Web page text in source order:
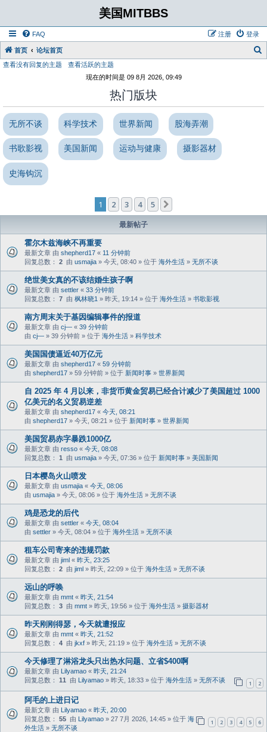
美国MITBBS
FAQ 登录
注册
首页 论坛首页
查看没有回复的主题
查看活跃的主题
现在的时间是 09 8月 2026, 09:49
热门版块
无所不谈 科学技术 世界新闻 股海弄潮
书歌影视 美国新闻 运动与健康 摄影器材
史海钩沉
1 2 3 4 5
最新帖子
霍尔木兹海峡不再重要
最新文章 由 shepherd17 « 11 分钟前
回复总数： 2 由 usmajia » 今天, 08:40 » 位于 海外生活 » 无所不谈
绝世美女真的不该结婚生孩子啊
最新文章 由 settler « 33 分钟前
回复总数： 7 由 枫林晓1 » 昨天, 19:14 » 位于 海外生活 » 书歌影视
南方周末关于基因编辑事件的报道
最新文章 由 cj— « 39 分钟前
由 cj— » 39 分钟前 » 位于 海外生活 » 科学技术
美国国债逼近40万亿元
最新文章 由 shepherd17 « 59 分钟前
由 shepherd17 » 59 分钟前 » 位于 新闻时事 » 世界新闻
自 2025 年 4 月以来，非货币黄金贸易已经合计减少了美国超过 1000
亿美元的名义贸易逆差
最新文章 由 shepherd17 « 今天, 08:21
由 shepherd17 » 今天, 08:21 » 位于 新闻时事 » 世界新闻
美国贸易赤字暴跌1000亿
最新文章 由 resso « 今天, 08:08
回复总数： 1 由 usmajia » 今天, 07:36 » 位于 新闻时事 » 美国新闻
日本樱岛火山喷发
最新文章 由 usmajia « 今天, 08:06
由 usmajia » 今天, 08:06 » 位于 海外生活 » 无所不谈
鸡是恐龙的后代
最新文章 由 settler « 今天, 08:04
由 settler » 今天, 08:04 » 位于 海外生活 » 无所不谈
租车公司寄来的违规罚款
最新文章 由 jiml « 昨天, 23:25
回复总数： 2 由 jiml » 昨天, 22:09 » 位于 海外生活 » 无所不谈
远山的呼唤
最新文章 由 mmt « 昨天, 21:54
回复总数： 3 由 mmt » 昨天, 19:56 » 位于 海外生活 » 摄影器材
昨天刚刚得瑟，今天就遭报应
最新文章 由 mmt « 昨天, 21:52
回复总数： 4 由 jkxf » 昨天, 21:19 » 位于 海外生活 » 无所不谈
今天修理了淋浴龙头只出热水问题、立省$400啊
最新文章 由 Lilyamao « 昨天, 21:24
回复总数： 11 1 2
由 Lilyamao » 昨天, 18:33 » 位于 海外生活 » 无所不谈
阿毛的上进日记
最新文章 由 Lilyamao « 昨天, 20:00
回复总数： 55 1 2 3 4 5 6
由 Lilyamao » 27 7月 2026, 14:45 » 位于 海
外生活 » 无所不谈